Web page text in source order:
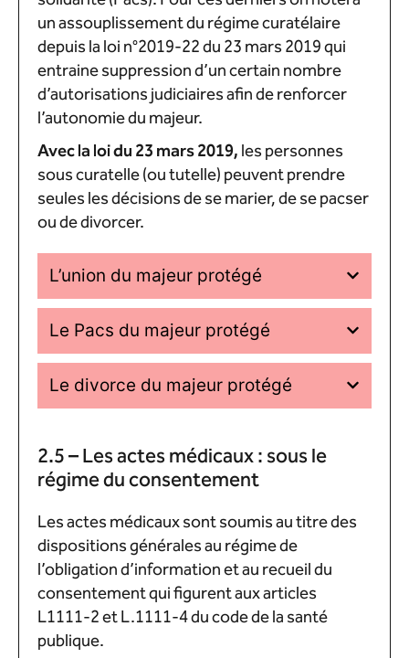
un assouplissement du régime curatélaire
depuis la loi n°2019-22 du 23 mars 2019 qui
entraine suppression d’un certain nombre
d’autorisations judiciaires afin de renforcer
l’autonomie du majeur.
Avec la loi du 23 mars 2019,les personnes
sous curatelle (ou tutelle) peuvent prendre
seules les décisions de se marier, de se pacser
ou de divorcer.
L’union du majeur protégé
Le Pacs du majeur protégé
Le divorce du majeur protégé
2.5 – Les actes médicaux : sous le
régime du consentement
Les actes médicaux sont soumis au titre des
dispositions générales au régime de
l’obligation d’information et au recueil du
consentement qui figurent aux articles
L1111-2 et L.1111-4 du code de la santé
publique.